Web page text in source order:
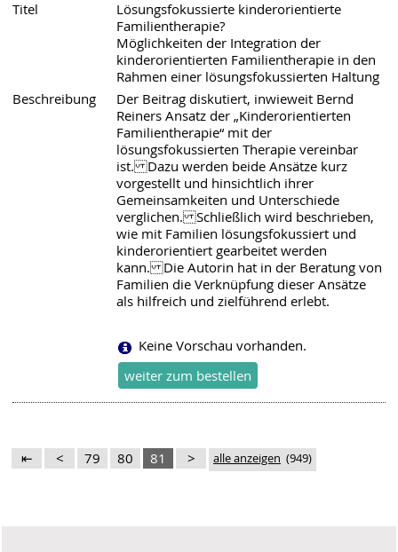
Titel
Lösungsfokussierte kinderorientierte
Familientherapie?
Möglichkeiten der Integration der
kinderorientierten Familientherapie in den
Rahmen einer lösungsfokussierten Haltung
Beschreibung
Der Beitrag diskutiert, inwieweit Bernd
Reiners Ansatz der „Kinderorientierten
Familientherapie“ mit der
lösungsfokussierten Therapie vereinbar
ist. Dazu werden beide Ansätze kurz
vorgestellt und hinsichtlich ihrer
Gemeinsamkeiten und Unterschiede
verglichen. Schließlich wird beschrieben,
wie mit Familien lösungsfokussiert und
kinderorientiert gearbeitet werden
kann. Die Autorin hat in der Beratung von
Familien die Verknüpfung dieser Ansätze
als hilfreich und zielführend erlebt.
Keine Vorschau vorhanden.
⇤ < 79 80 81 > alle anzeigen (949)